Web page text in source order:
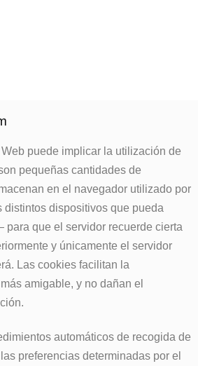
puede implicar la utilización de
pequeñas cantidades de
en el navegador utilizado por
dispositivos que pueda
que el servidor recuerde cierta
y únicamente el servidor
Las cookies facilitan la
amigable, y no dañan el
automáticos de recogida de
preferencias determinadas por el